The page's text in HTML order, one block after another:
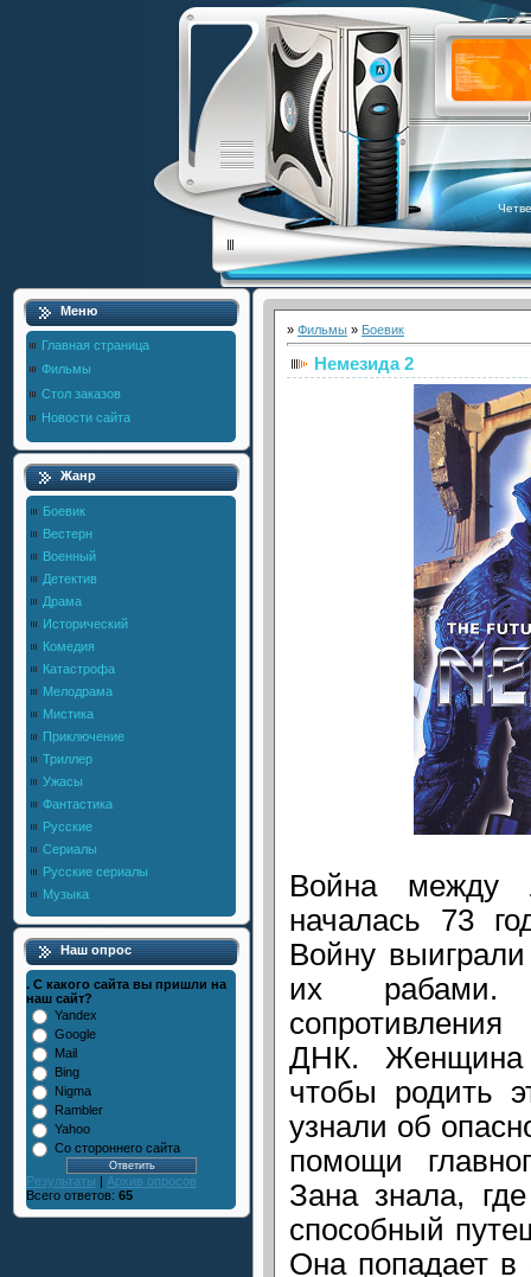
Меню
Главная страница
Фильмы
Стол заказов
Новости сайта
Жанр
Боевик
Вестерн
Военный
Детектив
Драма
Исторический
Комедия
Катастрофа
Мелодрама
Мистика
Приключение
Триллер
Ужасы
Фантастика
Русские
Сериалы
Русские сериалы
Музыка
Наш опрос
. С какого сайта вы пришли на
наш сайт?
Yandex
Google
Mail
Bing
Nigma
Rambler
Yahoo
Со стороннего сайта
Результаты | Архив опросов
Всего ответов: 65
» Фильмы » Боевик
Немезида 2
Война между
началась 73
Войну
их рабами.
сопротивления
ДНК. Женщина
чтобы родить
узнали об
помощи
Зана знала,
способный
Она попадает